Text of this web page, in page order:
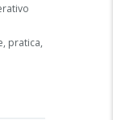
pratica,